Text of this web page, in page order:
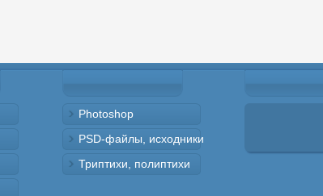
Photoshop
PSD-файлы, исходники
Триптихи, полиптихи